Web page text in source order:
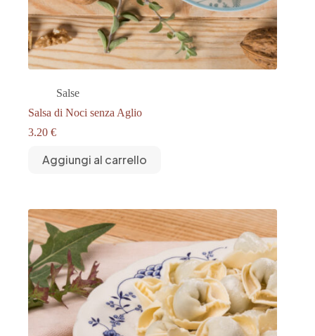
Salse
Salsa di Noci senza Aglio
3.20 €
Aggiungi al carrello